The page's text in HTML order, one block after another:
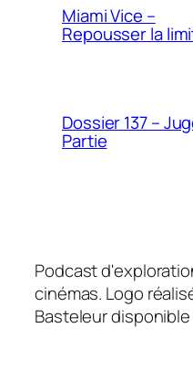
Miami Vice –
Repousser la
Dossier 137 –
Partie
Podcast
cinémas. Logo
Basteleur